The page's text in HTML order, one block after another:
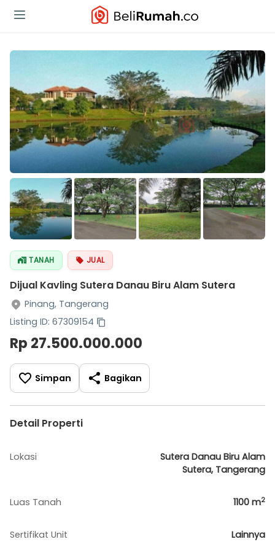
TANAH JUAL
Dijual Kavling Sutera Danau Biru Alam Sutera
Pinang, Tangerang
Listing ID: 67309154
Rp 27.500.000.000
Simpan Bagikan
Detail Properti
Lokasi
Sutera Danau Biru Alam
Sutera, Tangerang
Luas Tanah 1100 m2
Sertifikat Unit Lainnya